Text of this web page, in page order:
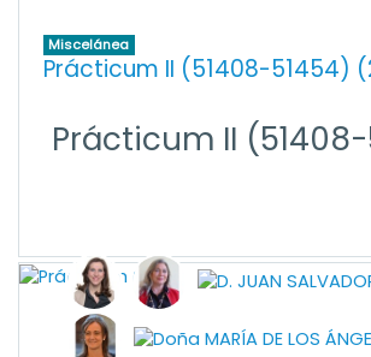
Miscelánea
Prácticum II (51408-51454)
Prácticum II